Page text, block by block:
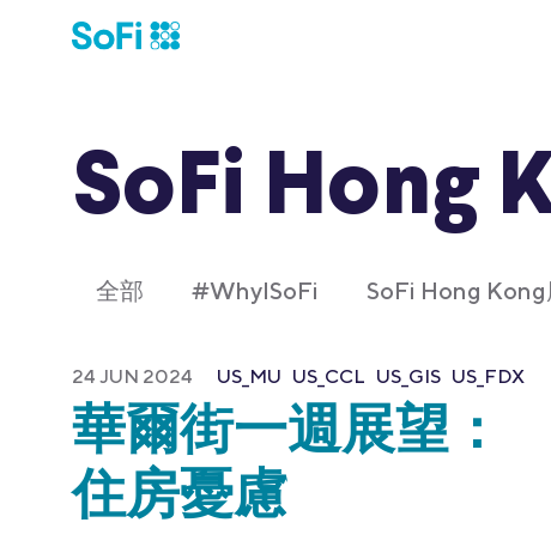
SoFi Hong
全部 #WhyISoFi SoFi Hong
24 JUN 2024 US_MU US_CCL US_GIS US_FDX
華爾街一週展望：
住房憂慮